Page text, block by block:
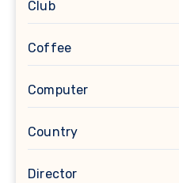
Club
Coffee
Computer
Country
Director